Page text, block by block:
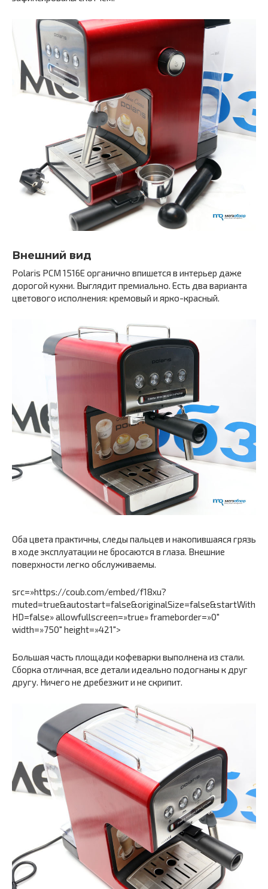
Внешний вид
Polaris PCM 1516E органично впишется в интерьер даже
дорогой кухни. Выглядит премиально. Есть два варианта
цветового исполнения: кремовый и ярко-красный.
Оба цвета практичны, следы пальцев и накопившаяся грязь
в ходе эксплуатации не бросаются в глаза. Внешние
поверхности легко обслуживаемы.
src=»https://coub.com/embed/f18xu?
muted=true&autostart=false&originalSize=false&startWith
HD=false» allowfullscreen=»true» frameborder=»0″
width=»750″ height=»421″>
Большая часть площади кофеварки выполнена из стали.
Сборка отличная, все детали идеально подогнаны к друг
другу. Ничего не дребезжит и не скрипит.